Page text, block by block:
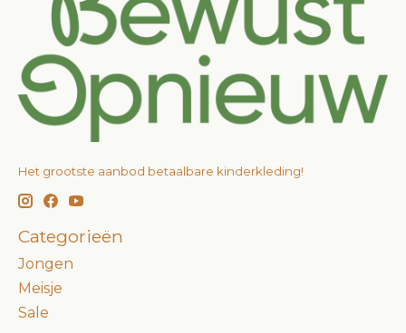
Het grootste aanbod betaalbare kinderkleding!
Categorieën
Jongen
Meisje
Sale